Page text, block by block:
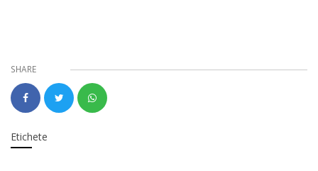
SHARE
Etichete